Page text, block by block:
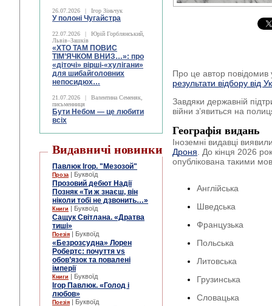
26.07.2026 | Ігор Зіньчук
У полоні Чугайстра
22.07.2026 |
Юрій Горблянський,
Львів–Зашків
«ХТО ТАМ ПОВИС
ТІМ’ЯЧКОМ ВНИЗ…»: про
«діточі» вірші-«хулігани»
для шибайголовних
непосидюх…
21.07.2026 |
Валентина Семеняк,
письменниця
Бути Небом ― це любити
всіх
Видавничі новинки
Павлюк Ігор. "Мезозой"
Проза | Буквоїд
Прозовий дебют Надії
Позняк «Ти ж знаєш, він
ніколи тобі не дзвонить…»
Книги | Буквоїд
Сащук Світлана. «Дратва
тиші»
Поезія | Буквоїд
«Безрозсудна» Лорен
Робертс: почуття vs
обов’язок та повалені
імперії
Книги | Буквоїд
Ігор Павлюк. «Голод і
любов»
Поезія | Буквоїд
Про це автор
результати відбору від
Завдяки державній
війни з’явиться на
Географія видань
Іноземні видавці
Дроня . До кінця 2026
опублікована такими
Англійська
Шведська
Французька
Польська
Литовська
Грузинська
Словацька